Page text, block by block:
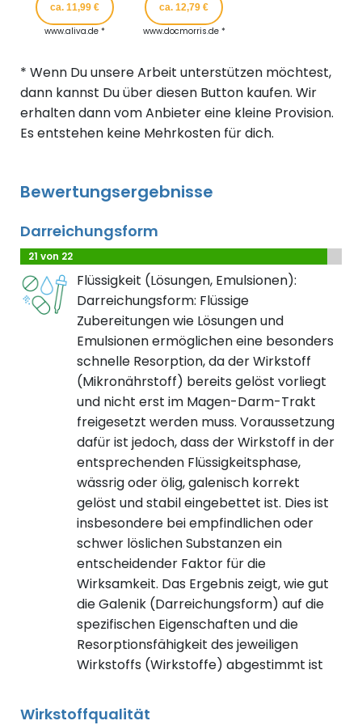
ca. 11,99 €
www.aliva.de *
ca. 12,79 €
www.docmorris.de *
* Wenn Du unsere Arbeit unterstützen möchtest,
dann kannst Du über diesen Button kaufen. Wir
erhalten dann vom Anbieter eine kleine Provision.
Es entstehen keine Mehrkosten für dich.
Bewertungsergebnisse
Darreichungsform
21 von 22
Flüssigkeit (Lösungen, Emulsionen):
Darreichungsform: Flüssige
Zubereitungen wie Lösungen und
Emulsionen ermöglichen eine besonders
schnelle Resorption, da der Wirkstoff
(Mikronährstoff) bereits gelöst vorliegt
und nicht erst im Magen-Darm-Trakt
freigesetzt werden muss. Voraussetzung
dafür ist jedoch, dass der Wirkstoff in der
entsprechenden Flüssigkeitsphase,
wässrig oder ölig, galenisch korrekt
gelöst und stabil eingebettet ist. Dies ist
insbesondere bei empfindlichen oder
schwer löslichen Substanzen ein
entscheidender Faktor für die
Wirksamkeit. Das Ergebnis zeigt, wie gut
die Galenik (Darreichungsform) auf die
spezifischen Eigenschaften und die
Resorptionsfähigkeit des jeweiligen
Wirkstoffs (Wirkstoffe) abgestimmt ist
Wirkstoffqualität